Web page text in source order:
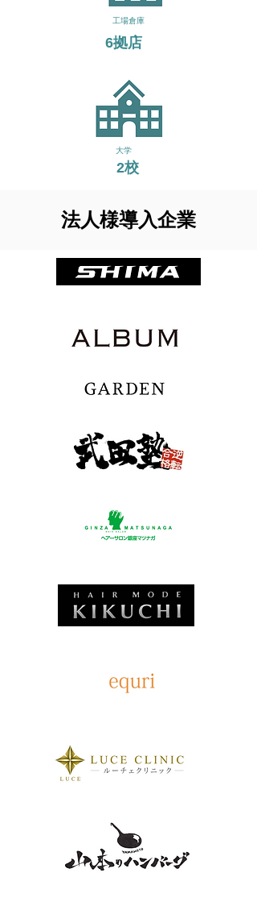
​工場倉庫
​6拠店
​大学
​2校
法人様導入企業